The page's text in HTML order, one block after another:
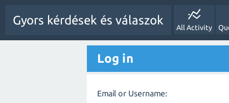
Gyors kérdések és válaszok
All Activity
Log in
Email or Username: